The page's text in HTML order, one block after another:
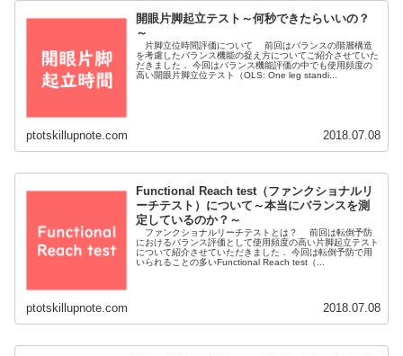
開眼片脚起立テスト～何秒できたらいいの？
～
片脚立位時間評価について 前回はバランスの階層構造
を考慮したバランス機能の捉え方についてご紹介させていた
だきました． 今回はバランス機能評価の中でも使用頻度の
高い開眼片脚立位テスト（OLS: One leg standi...
ptotskillupnote.com 2018.07.08
Functional Reach test（ファンクショナルリ
ーチテスト）について～本当にバランスを測
定しているのか？～
ファンクショナルリーチテストとは？ 前回は転倒予防
におけるバランス評価として使用頻度の高い片脚起立テスト
について紹介させていただきました． 今回は転倒予防で用
いられることの多いFunctional Reach test（...
ptotskillupnote.com 2018.07.08